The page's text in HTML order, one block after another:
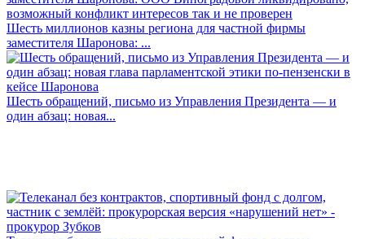
Шесть миллионов казны региона для частной фирмы
заместителя Шаронова: ...
Шесть обращений, письмо из Управления Президента — и
один абзац: новая...